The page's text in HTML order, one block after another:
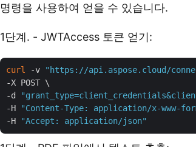
명령을 사용하여 얻을 수 있습니다.
1단계. - JWTAccess 토큰 얻기:
curl -v "https://api.aspose.cloud/
-X POST \
-d
-H
"Content-Type: application/x-www-
-H
"Accept: application/json"